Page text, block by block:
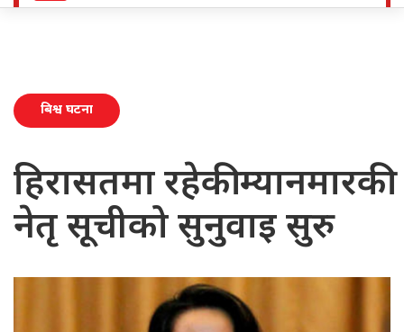
बिश्व घटना
हिरासतमा रहेकी म्यानमारकी
नेतृ सूचीको सुनुवाइ सुरु